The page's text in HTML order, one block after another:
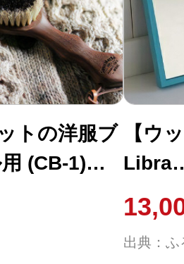
トの洋服ブ
(CB-1)
】
【ウ
Libra
枠テ
【
出典：ふ